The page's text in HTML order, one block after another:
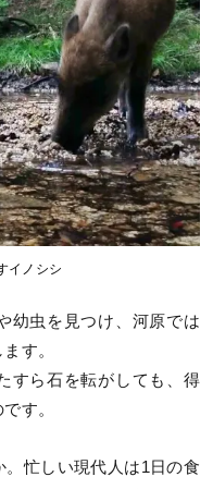
イノシシ
幼虫を見つけ、河原では
す。
すら石を転がしても、得
す。
忙しい現代人は1日の食